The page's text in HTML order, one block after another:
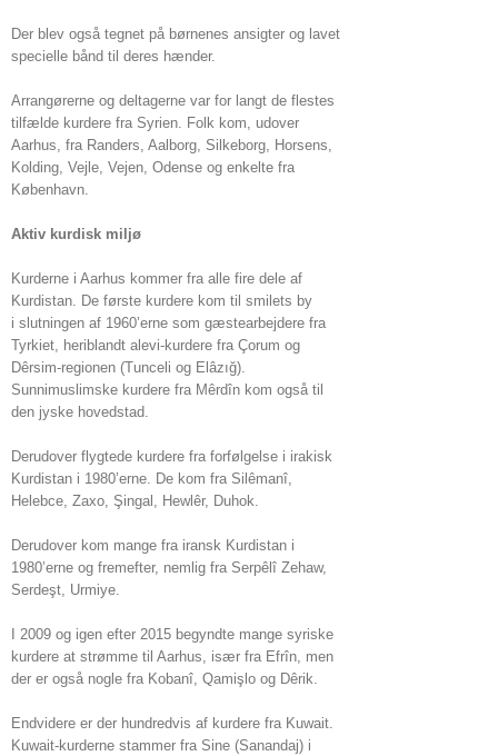
Der blev også tegnet på børnenes ansigter og lavet
specielle bånd til deres hænder.
Arrangørerne og deltagerne var for langt de flestes
tilfælde kurdere fra Syrien. Folk kom, udover
Aarhus, fra Randers, Aalborg, Silkeborg, Horsens,
Kolding, Vejle, Vejen, Odense og enkelte fra
København.
Aktiv kurdisk miljø
Kurderne i Aarhus kommer fra alle fire dele af
Kurdistan. De første kurdere kom til smilets by
i slutningen af 1960’erne som gæstearbejdere fra
Tyrkiet, heriblandt alevi-kurdere fra Çorum og
Dêrsim-regionen (Tunceli og Elâzığ).
Sunnimuslimske kurdere fra Mêrdîn kom også til
den jyske hovedstad.
Derudover flygtede kurdere fra forfølgelse i irakisk
Kurdistan i 1980’erne. De kom fra Silêmanî,
Helebce, Zaxo, Şingal, Hewlêr, Duhok.
Derudover kom mange fra iransk Kurdistan i
1980’erne og fremefter, nemlig fra Serpêlî Zehaw,
Serdeşt, Urmiye.
I 2009 og igen efter 2015 begyndte mange syriske
kurdere at strømme til Aarhus, især fra Efrîn, men
der er også nogle fra Kobanî, Qamişlo og Dêrik.
Endvidere er der hundredvis af kurdere fra Kuwait.
Kuwait-kurderne stammer fra Sine (Sanandaj) i